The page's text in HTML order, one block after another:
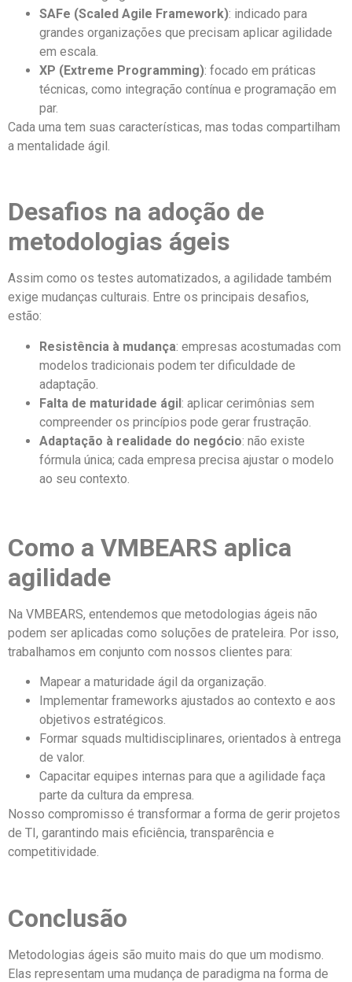
SAFe (Scaled Agile Framework): indicado para
grandes organizações que precisam aplicar agilidade
em escala.
XP (Extreme Programming): focado em práticas
técnicas, como integração contínua e programação em
par.
Cada uma tem suas características, mas todas compartilham
a mentalidade ágil.
Desafios na adoção de
metodologias ágeis
Assim como os testes automatizados, a agilidade também
exige mudanças culturais. Entre os principais desafios,
estão:
Resistência à mudança: empresas acostumadas com
modelos tradicionais podem ter dificuldade de
adaptação.
Falta de maturidade ágil: aplicar cerimônias sem
compreender os princípios pode gerar frustração.
Adaptação à realidade do negócio: não existe
fórmula única; cada empresa precisa ajustar o modelo
ao seu contexto.
Como a VMBEARS aplica
agilidade
Na VMBEARS, entendemos que metodologias ágeis não
podem ser aplicadas como soluções de prateleira. Por isso,
trabalhamos em conjunto com nossos clientes para:
Mapear a maturidade ágil da organização.
Implementar frameworks ajustados ao contexto e aos
objetivos estratégicos.
Formar squads multidisciplinares, orientados à entrega
de valor.
Capacitar equipes internas para que a agilidade faça
parte da cultura da empresa.
Nosso compromisso é transformar a forma de gerir projetos
de TI, garantindo mais eficiência, transparência e
competitividade.
Conclusão
Metodologias ágeis são muito mais do que um modismo.
Elas representam uma mudança de paradigma na forma de